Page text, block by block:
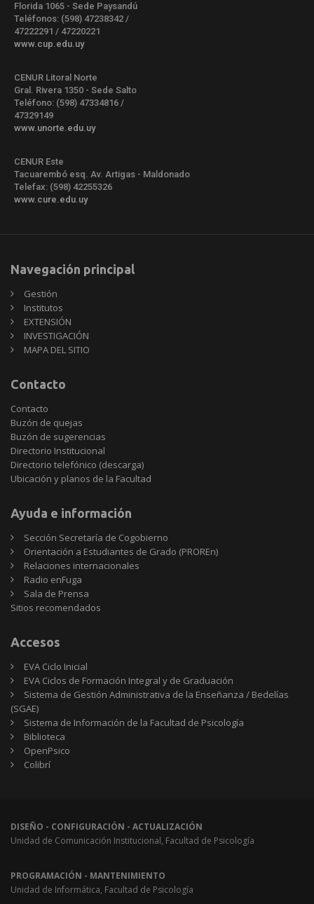
Florida 1065 - Sede Paysandú
Teléfonos: (598) 47238342 /
47222291 / 47220221
www.cup.edu.uy
CENUR Litoral Norte
Gral. Rivera 1350 - Sede Salto
Teléfono: (598) 47334816 /
47329149
www.unorte.edu.uy
CENUR Este
Tacuarembó esq. Av. Artigas - Maldonado
Telefax: (598) 42255326
www.cure.edu.uy
Navegación principal
Gestión
Institutos
EXTENSIÓN
INVESTIGACIÓN
MAPA DEL SITIO
Contacto
Contacto
Buzón de quejas
Buzón de sugerencias
Directorio Institucional
Directorio telefónico (descarga)
Ubicación y planos de la Facultad
Ayuda e información
Sección Secretaría de Cogobierno
Orientación a Estudiantes de Grado (PROREn)
Relaciones internacionales
Radio enFuga
Sala de Prensa
Sitios
Sitios recomendados
Accesos
EVA Ciclo Inicial
EVA Ciclos de Formación Integral y de Graduación
Sistema de Gestión Administrativa de la Enseñanza / Bedelías
(SGAE)
Sistema de Información de la Facultad de Psicología
Biblioteca
OpenPsico
Colibrí
DISEÑO - CONFIGURACIÓN - ACTUALIZACIÓN
Unidad de Comunicación Institucional, Facultad de Psicología
PROGRAMACIÓN - MANTENIMIENTO
Unidad de Informática, Facultad de Psicología